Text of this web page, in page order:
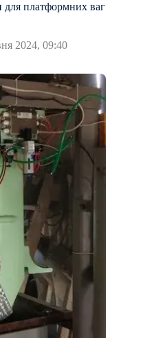
для платформних ваг
2024, 09:40